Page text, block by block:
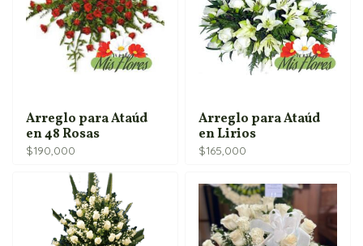
Arreglo para Ataúd
en 48 Rosas
$190,000
Arreglo para Ataúd
en Lirios
$165,000